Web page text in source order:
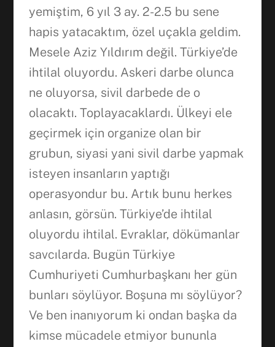
yemiştim, 6 yıl 3 ay. 2-2.5 bu sene
hapis yatacaktım, özel uçakla geldim.
Mesele Aziz Yıldırım değil. Türkiye’de
ihtilal oluyordu. Askeri darbe olunca
ne oluyorsa, sivil darbede de o
olacaktı. Toplayacaklardı. Ülkeyi ele
geçirmek için organize olan bir
grubun, siyasi yani sivil darbe yapmak
isteyen insanların yaptığı
operasyondur bu. Artık bunu herkes
anlasın, görsün. Türkiye’de ihtilal
oluyordu ihtilal. Evraklar, dökümanlar
savcılarda. Bugün Türkiye
Cumhuriyeti Cumhurbaşkanı her gün
bunları söylüyor. Boşuna mı söylüyor?
Ve ben inanıyorum ki ondan başka da
kimse mücadele etmiyor bununla